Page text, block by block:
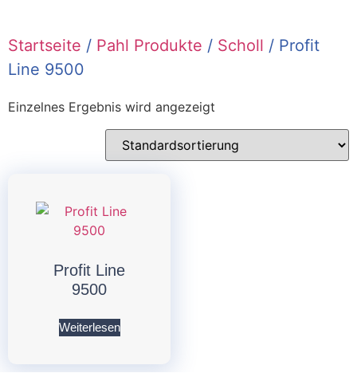
Startseite / Pahl Produkte / Scholl / Profit
Line 9500
Einzelnes Ergebnis wird angezeigt
Profit Line
9500
Weiterlesen